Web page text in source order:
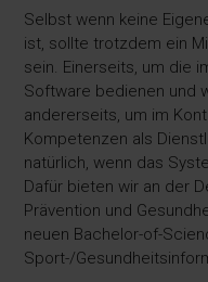
Selbst wenn keine
ist, sollte trotzdem ein
sein. Einerseits, um die
Software bedienen und
andererseits, um im
Kompetenzen als
natürlich, wenn das
Dafür bieten wir an der
Prävention und
neuen Bachelor-of-
Sport-/